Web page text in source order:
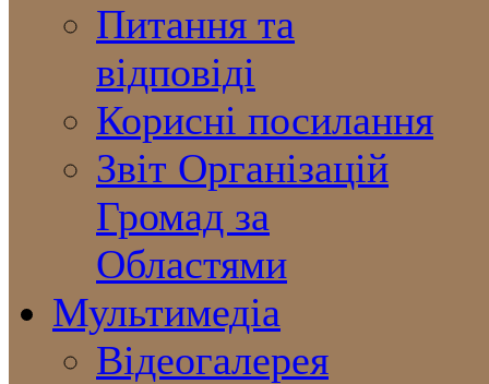
Питання та
відповіді
Корисні посилання
Звіт Організацій
Громад за
Областями
Мультимедіа
Відеогалерея